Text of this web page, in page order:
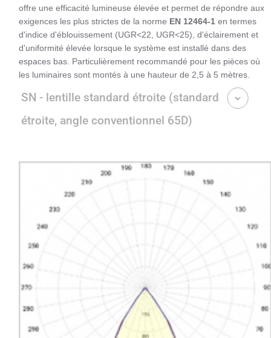
offre une efficacité lumineuse élevée et permet de répondre aux
exigences les plus strictes de la norme EN 12464-1 en termes
d'indice d'éblouissement (UGR<22, UGR<25), d'éclairement et
d'uniformité élevée lorsque le système est installé dans des
espaces bas. Particulièrement recommandé pour les pièces où
les luminaires sont montés à une hauteur de 2,5 à 5 mètres.
SN - lentille standard étroite (standard
étroite, angle conventionnel 65D)